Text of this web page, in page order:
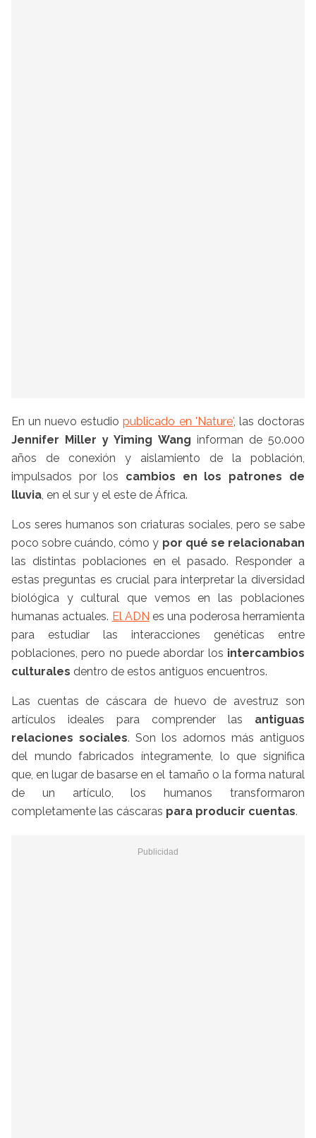
En un nuevo estudiopublicado en 'Nature', las doctoras
Jennifer Miller y Yiming Wang informan de 50.000
años de conexión y aislamiento de la población,
impulsados por los cambios en los patrones de
lluvia, en el sur y el este de África.
Los seres humanos son criaturas sociales, pero se sabe
poco sobre cuándo, cómo y por qué se relacionaban
las distintas poblaciones en el pasado. Responder a
estas preguntas es crucial para interpretar la diversidad
biológica y cultural que vemos en las poblaciones
humanas actuales. El ADN es una poderosa herramienta
para estudiar las interacciones genéticas entre
poblaciones, pero no puede abordar los intercambios
culturales dentro de estos antiguos encuentros.
Las cuentas de cáscara de huevo de avestruz son
artículos ideales para comprender las antiguas
relaciones sociales. Son los adornos más antiguos
del mundo fabricados íntegramente, lo que significa
que, en lugar de basarse en el tamaño o la forma natural
de un artículo, los humanos transformaron
completamente las cáscaras para producir cuentas.